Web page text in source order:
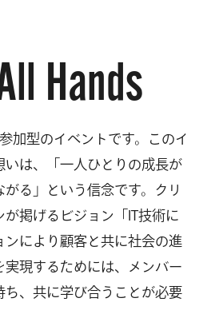
Hands
加型のイベントです。このイ
いは、「一人ひとりの成長が
る」という信念です。クリ
が掲げるビジョン「IT技術に
ンにより顧客と共に社会の進
実現するためには、メンバー
ち、共に学び合うことが必要